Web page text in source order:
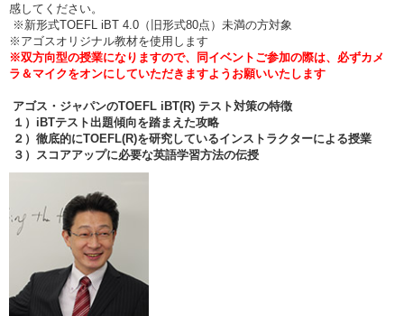
感してください。
※新形式TOEFL iBT 4.0（旧形式80点）未満の方対象
※アゴスオリジナル教材を使用します
※双方向型の授業になりますので、同イベントご参加の際は、必ずカメ
ラ＆マイクをオンにしていただきますようお願いいたします
アゴス・ジャパンのTOEFL iBT(R) テスト対策の特徴
１）iBTテスト出題傾向を踏まえた攻略
２）徹底的にTOEFL(R)を研究しているインストラクターによる授業
３）スコアアップに必要な英語学習方法の伝授